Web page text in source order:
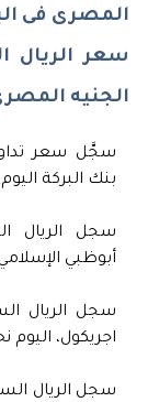
المصرى فى
الجنيه
سجَّل سعر
بنك البركة اليوم نحو 12.59 للشراء ونحو
سجل الريال
أبوظبي الإسلامي اليوم نحو 12.72
سجل الريال
اجريكول، اليوم نحو 12.64 للشراء ونحو 12.69
سجل الريال